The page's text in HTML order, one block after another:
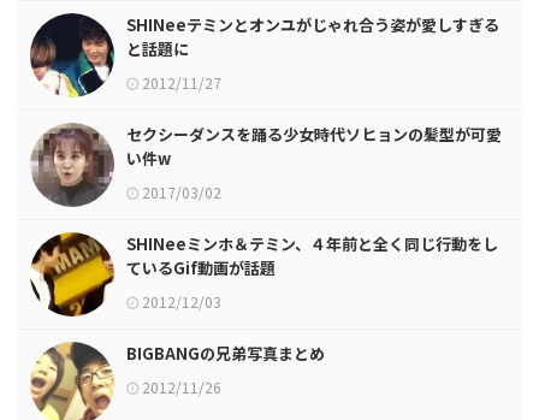
SHINeeテミンとオンユがじゃれ合う姿が愛しすぎる
と話題に
2012/11/27
セクシーダンスを踊る少女時代ソヒョンの髪型が可愛
い件w
2017/03/02
SHINeeミンホ＆テミン、４年前と全く同じ行動をし
ているGif動画が話題
2012/12/03
BIGBANGの兄弟写真まとめ
2012/11/26